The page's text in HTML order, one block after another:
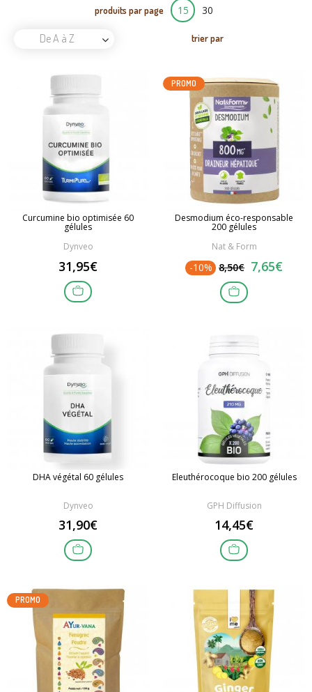
produits par page 15 30
trier par
De A à Z
Curcumine bio optimisée 60
gélules
Dynveo
31,95€
PROMO
Desmodium éco-responsable
200 gélules
Nat & Form
-10% 8,50€ 7,65€
DHA végétal 60 gélules
Dynveo
31,90€
Eleuthérocoque bio 200 gélules
GPH Diffusion
14,45€
PROMO